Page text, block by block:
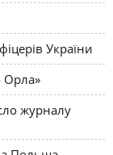
України
Орла»
журналу